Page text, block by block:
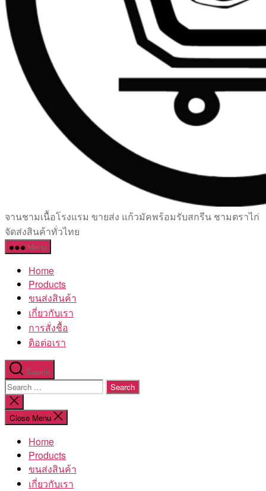
เซรามิค
ครบ
ครัน
โรงงาน
จานชามเนื้อโรงแรม ขายส่ง แก้วมัคพร้อมรับสกรีน ชามตราไก่
จัดส่งสินค้าทั่วไทย
Menu
Home
Products
ขนส่งสินค้า
เกี่ยวกับเรา
การสั่งชื้อ
ติอต่อเรา
Search
Search
for:
Close
search
Close Menu
Home
Products
ขนส่งสินค้า
เกี่ยวกับเรา